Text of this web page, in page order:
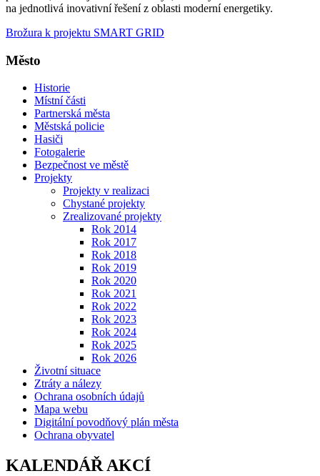
na jednotlivá inovativní řešení z oblasti moderní energetiky.
Brožura k projektu SMART GRID
Město
Historie
Místní části
Partnerská města
Městská policie
Hasiči
Fotogalerie
Bezpečnost ve městě
Projekty
Projekty v realizaci
Chystané projekty
Zrealizované projekty
Rok 2014
Rok 2017
Rok 2018
Rok 2019
Rok 2020
Rok 2021
Rok 2022
Rok 2023
Rok 2024
Rok 2025
Rok 2026
Životní situace
Ztráty a nálezy
Ochrana osobních údajů
Mapa webu
Digitální povodňový plán města
Ochrana obyvatel
KALENDÁŘ AKCÍ